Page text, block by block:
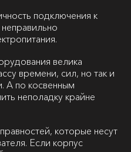
подключения к
велика
времени, сил, но так и
А по косвенным
неполадку крайне
которые несут
Если корпус